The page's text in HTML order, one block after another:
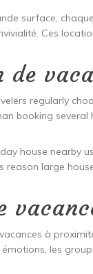
surface,
Ces
de
regularly
booking
house nearby
reason large
à
émotions, les